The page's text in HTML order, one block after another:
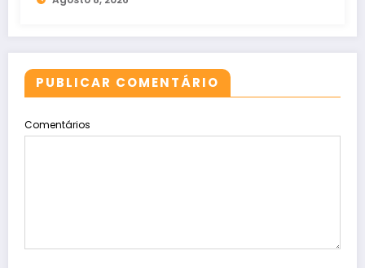
PUBLICAR COMENTÁRIO
Comentários